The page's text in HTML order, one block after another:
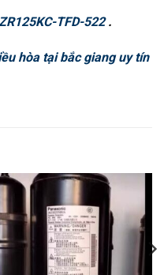
TFD-522.
hòa tại bắc giang uy tín